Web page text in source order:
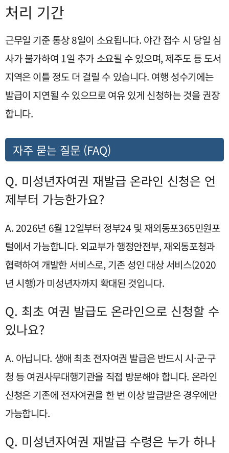
처리 기간
근무일 기준 통상 8일이 소요됩니다. 야간 접수 시 당일 심
사가 불가하여 1일 추가 소요될 수 있으며, 제주도 등 도서
지역은 이틀 정도 더 걸릴 수 있습니다. 여행 성수기에는
발급이 지연될 수 있으므로 여유 있게 신청하는 것을 권장
합니다.
자주 묻는 질문 (FAQ)
Q. 미성년자여권 재발급 온라인 신청은 언
제부터 가능한가요?
A. 2026년 6월 12일부터 정부24 및 재외동포365민원포
털에서 가능합니다. 외교부가 행정안전부, 재외동포청과
협력하여 개발한 서비스로, 기존 성인 대상 서비스(2020
년 시행)가 미성년자까지 확대된 것입니다.
Q. 최초 여권 발급도 온라인으로 신청할 수
있나요?
A. 아닙니다. 생애 최초 전자여권 발급은 반드시 시·군·구
청 등 여권사무대행기관을 직접 방문해야 합니다. 온라인
신청은 기존에 전자여권을 한 번 이상 발급받은 경우에만
가능합니다.
Q. 미성년자여권 재발급 수령은 누가 하나